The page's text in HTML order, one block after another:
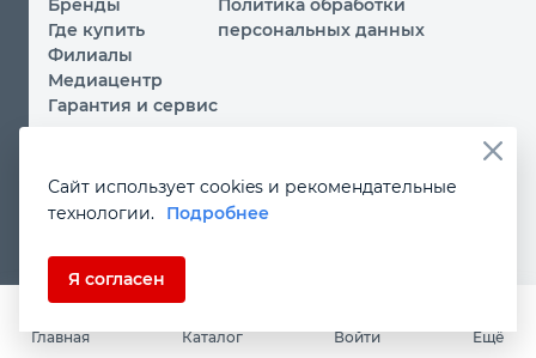
Бренды
Где купить
Филиалы
Медиацентр
Гарантия и сервис
Политика обработки
персональных данных
Вы принимаете условияполитики обработки
персональных данныхипользовательского соглашения
данные в любой форме на сайте
Если Вы не даете согласия на обработку своих
персональных данных, Вам необходимо покинуть наш
Главная
Каталог Войти Ещё
Сайт использует cookies и рекомендательные
технологии.
Подробнее
Я согласен